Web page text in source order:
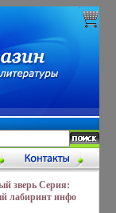
зверь Серия:
лабиринт инфо